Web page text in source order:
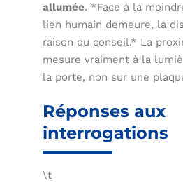
allumée. *Face à la
lien humain demeure, la
raison du conseil.* La
mesure vraiment à la
la porte, non sur une
Réponses aux
interrogations
\t